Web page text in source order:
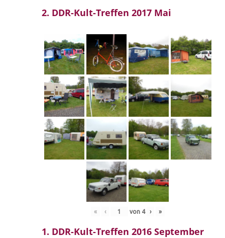
2. DDR-Kult-Treffen 2017 Mai
« ‹ von 4 › »
1. DDR-Kult-Treffen 2016 September